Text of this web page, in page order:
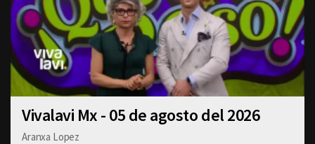
Vivalavi Mx - 05 de agosto del 2026
Aranxa Lopez